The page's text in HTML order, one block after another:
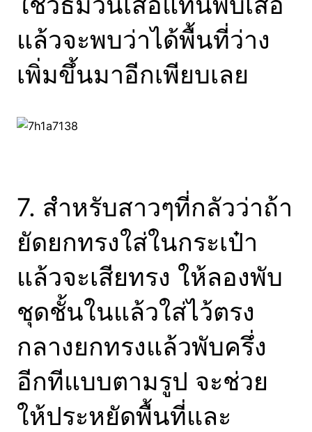
แล้วจะพบว่าได้พื้นที่ว่าง
เพิ่มขึ้นมาอีกเพียบเลย
7. สำหรับสาวๆที่กลัวว่าถ้า
ยัดยกทรงใส่ในกระเป๋า
แล้วจะเสียทรง ให้ลองพับ
ชุดชั้นในแล้วใส่ไว้ตรง
กลางยกทรงแล้วพับครึ่ง
อีกทีแบบตามรูป จะช่วย
ให้ประหยัดพื้นที่และ